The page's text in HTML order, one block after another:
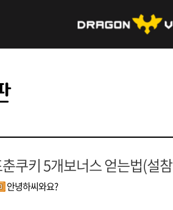
쿠키 5개보너스 얻는법(설참
안녕하씨와요?